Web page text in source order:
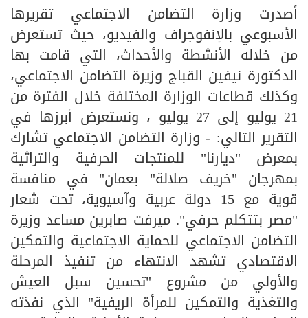
أصدرت وزارة التضامن الاجتماعي تقريرها
الأسبوعي بالإنفوجراف والفيديو، حيث تستعرض
من خلاله الأنشطة والأحداث، التي قامت بها
الدكتورة نيفين القباج وزيرة التضامن الاجتماعي،
وكذلك قطاعات الوزارة المختلفة خلال الفترة من
21 يوليو إلى 27 يوليو ، ونستعرض أبرزها في
التقرير التالي: - وزارة التضامن الاجتماعي تشارك
بمعرض "ديارنا" للمنتجات الحرفية والتراثية
بمهرجان "خريف صلالة" بعمان" في منافسة
قوية مع 15 دولة عربية وآسيوية، تحت شعار
"مصر بتتكلم حرفي". ميرفت صابرين مساعد وزيرة
التضامن الاجتماعي للحماية الاجتماعية والتمكين
الاقتصادي تشهد الانتهاء من تنفيذ المرحلة
والأولي من مشروع "تحسين سبل العيش
والتغذية والتمكين للمرأة الريفية" الذي نفذته